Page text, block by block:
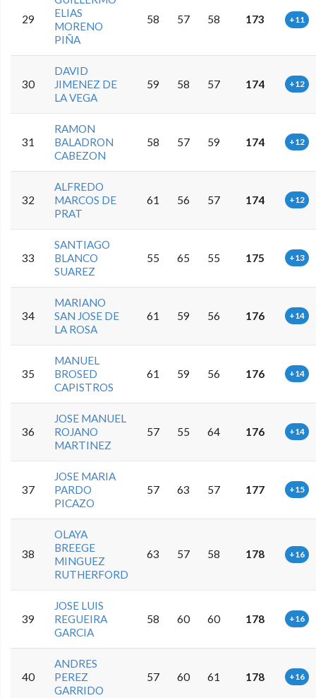
29
ELIAS
MORENO
PIÑA
58 57 58 173 +11
30
DAVID
JIMENEZ DE
LA VEGA
59 58 57 174 +12
31
RAMON
BALADRON
CABEZON
58 57 59 174 +12
32
ALFREDO
MARCOS DE
PRAT
61 56 57 174 +12
33
SANTIAGO
BLANCO
SUAREZ
55 65 55 175 +13
34
MARIANO
SAN JOSE DE
LA ROSA
61 59 56 176 +14
35
MANUEL
BROSED
CAPISTROS
61 59 56 176 +14
36
JOSE MANUEL
ROJANO
MARTINEZ
57 55 64 176 +14
37
JOSE MARIA
PARDO
PICAZO
57 63 57 177 +15
38
OLAYA
BREEGE
MINGUEZ
RUTHERFORD
63 57 58 178 +16
39
JOSE LUIS
REGUEIRA
GARCIA
58 60 60 178 +16
40
ANDRES
PEREZ
GARRIDO
57 60 61 178 +16